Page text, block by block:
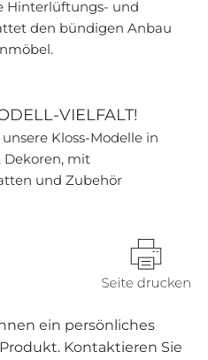
Hinterlüftungs- und
den bündigen Anbau
VIELFALT!
Kloss-Modelle in
Dekoren, mit
und Zubehör
ein persönliches
Kontaktieren Sie